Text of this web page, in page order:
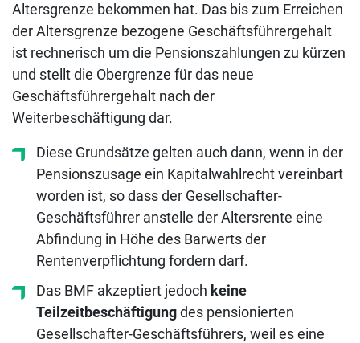
Altersgrenze bekommen hat. Das bis zum Erreichen
der Altersgrenze bezogene Geschäftsführergehalt
ist rechnerisch um die Pensionszahlungen zu kürzen
und stellt die Obergrenze für das neue
Geschäftsführergehalt nach der
Weiterbeschäftigung dar.
Diese Grundsätze gelten auch dann, wenn in der
Pensionszusage ein Kapitalwahlrecht vereinbart
worden ist, so dass der Gesellschafter-
Geschäftsführer anstelle der Altersrente eine
Abfindung in Höhe des Barwerts der
Rentenverpflichtung fordern darf.
Das BMF akzeptiert jedoch keine
Teilzeitbeschäftigungdes pensionierten
Gesellschafter-Geschäftsführers, weil es eine